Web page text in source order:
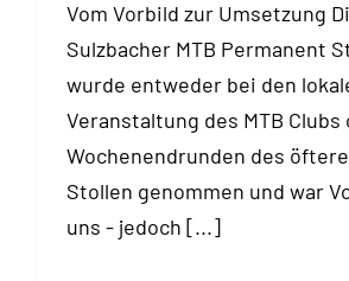
Vom Vorbild zur Umsetzung
Sulzbacher MTB Permanent
wurde entweder bei den
Veranstaltung des MTB Clubs
Wochenendrunden des
Stollen genommen und war
uns - jedoch [...]